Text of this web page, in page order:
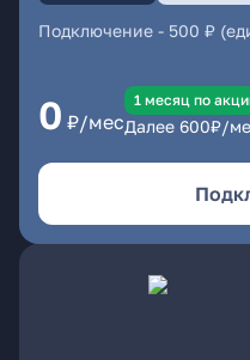
Подключение - 500 ₽
0 ₽/мес
1 месяц по
Далее 600₽/